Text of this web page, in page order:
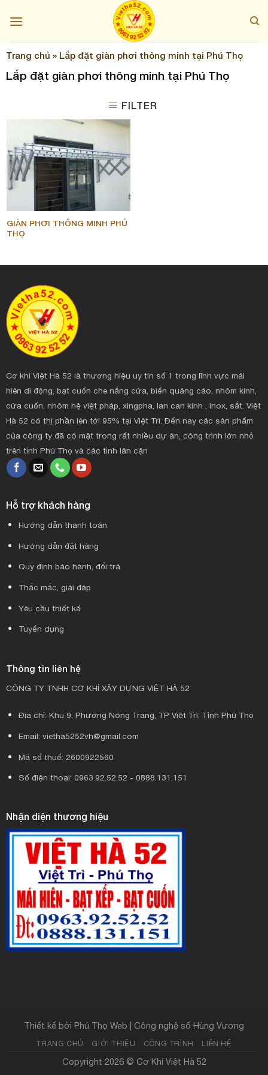
Trang chủ » Lắp đặt giàn phơi thông minh tại Phú Thọ
Lắp đặt giàn phơi thông minh tại Phú Thọ
FILTER
GIÀN PHƠI THÔNG MINH PHÚ
THỌ
Cơ khí Việt Hà 52 là thương hiệu uy tín số 1 trong lĩnh vực mái
hiên di động, bạt cuốn che nắng cửa, biển quảng cáo, nhôm kính,
cửa cuốn, nhôm hệ việt pháp, xingpha, lan can kính , inox, sắt. Việt
Hà 52 có thị phần lên tới 95% tại Việt Trì. Đến nay các sản phẩm
của công ty đã có mặt trong rất nhiều dự án, công trình lớn nhỏ
trên tỉnh Phú Thọ và các tỉnh lân cận
Hỗ trợ khách hàng
Hướng dẫn thanh toán
Hướng dẫn đặt hàng
Quy định bảo hành, đổi trả
Thắc mắc, giải đáp
Yêu cầu thiết kế
Tuyển dụng
Thông tin liên hệ
CÔNG TY TNHH CƠ KHÍ XÂY DỰNG VIỆT HÀ 52
Địa chỉ: Khu 9, Phường Nông Trang, TP Việt Trì, Tỉnh Phú Thọ
Email: vietha5252vh@gmail.com
Mã số thuế: 2600922560
Số điện thoại: 0963.92.52.52 - 0888.131.151
Nhận diện thương hiệu
Thiết kế bởi Phú Thọ Web | Công nghệ số Hùng Vương
TRANG CHỦ GIỚI THIỆU CÔNG TRÌNH LIÊN HỆ
Copyright 2026 © Cơ Khí Việt Hà 52